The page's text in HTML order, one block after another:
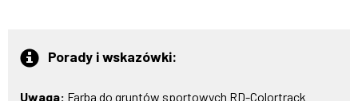
Porady i wskazówki:
Uwaga: Farba do gruntów sportowych RD-Colortrack